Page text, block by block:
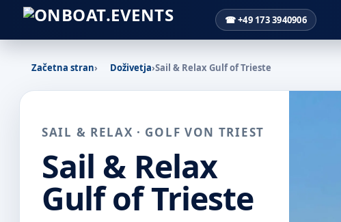
☎ +49 173 3940906
Začetna stran› Doživetja›Sail & Relax Gulf of Trieste
SAIL & RELAX · GOLF VON TRIEST
Sail & Relax
Gulf of Trieste